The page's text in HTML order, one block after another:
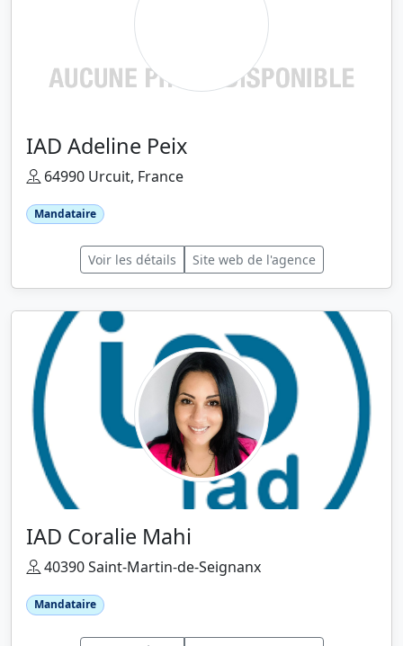
IAD Adeline Peix
64990 Urcuit, France
Mandataire
Voir les détails Site web de l'agence
IAD Coralie Mahi
40390 Saint-Martin-de-Seignanx
Mandataire